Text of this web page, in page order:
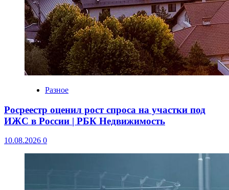
Разное
Росреестр оценил рост спроса на участки под
ИЖС в России | РБК Недвижимость
10.08.2026 0